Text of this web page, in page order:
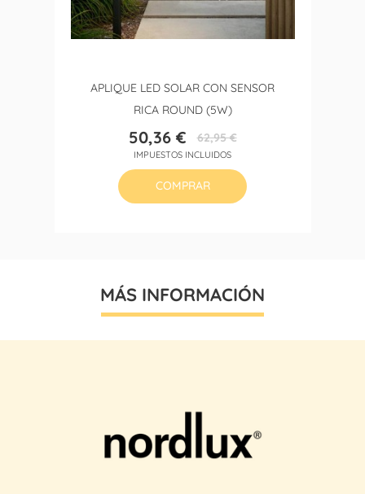
APLIQUE LED SOLAR CON SENSOR
RICA ROUND (5W)
Precio
50,36 €Precio
base
62,95 €
IMPUESTOS INCLUIDOS
COMPRAR
MÁS INFORMACIÓN